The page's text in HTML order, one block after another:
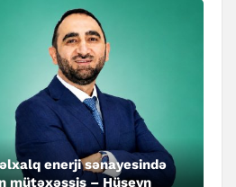
enerji sənayesində
mütəxəssis – Hüseyn